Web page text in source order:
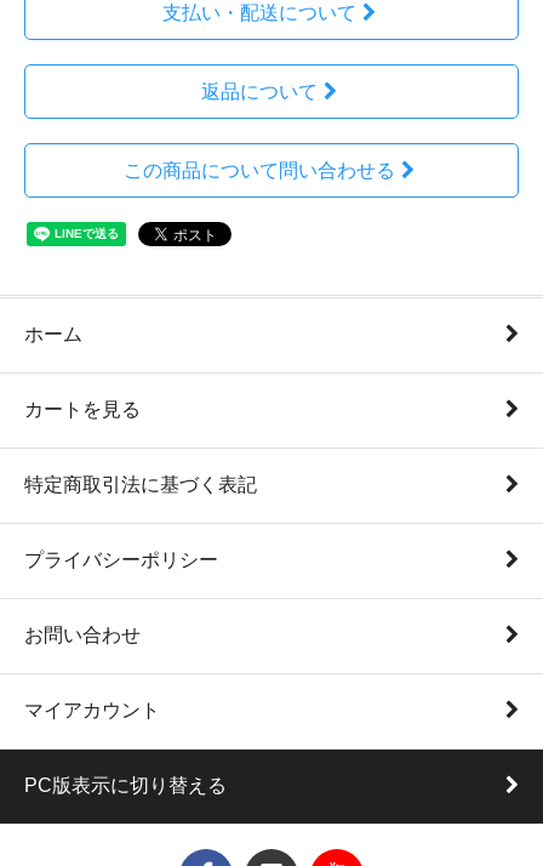
支払い・配送について
返品について
この商品について問い合わせる
ホーム
カートを見る
特定商取引法に基づく表記
プライバシーポリシー
お問い合わせ
マイアカウント
PC版表示に切り替える